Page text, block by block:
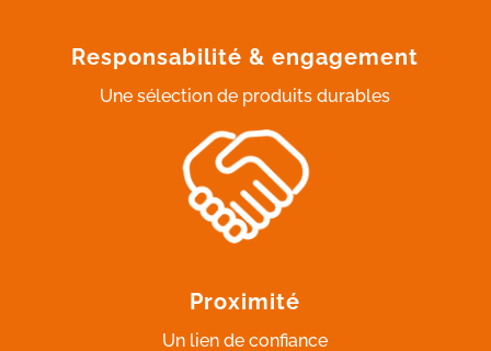
Responsabilité & engagement
Une sélection de produits durables
Proximité
Un lien de confiance